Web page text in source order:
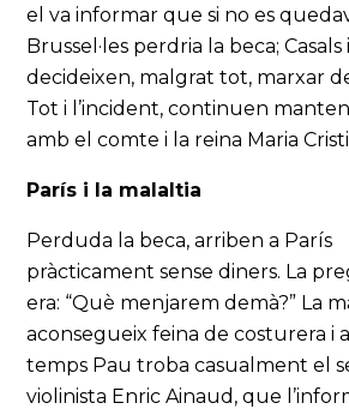
el va informar que si no es
Brussel·les perdria la beca;
decideixen, malgrat tot, marxar
Tot i l’incident, continuen
amb el comte i la reina Maria
París i la malaltia
Perduda la beca, arriben a París
pràcticament sense diners. La
era: “Què menjarem demà?” La
aconsegueix feina de costurera i
temps Pau troba casualment el
violinista Enric Ainaud, que